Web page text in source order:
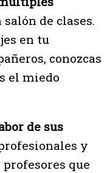
de clases.
en tu
conozcas
el miedo
de sus
y
que